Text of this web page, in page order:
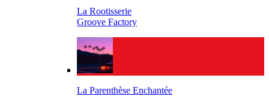
La Rootisserie
Groove Factory
La Parenthèse Enchantée